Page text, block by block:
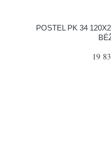
POSTEL PK 34
19